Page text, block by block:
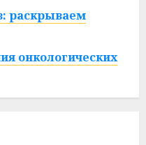
раскрываем
онкологических